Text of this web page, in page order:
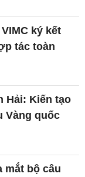
ký kết
tác toàn
Hải: Kiến tạo
Vàng quốc
mắt bộ câu